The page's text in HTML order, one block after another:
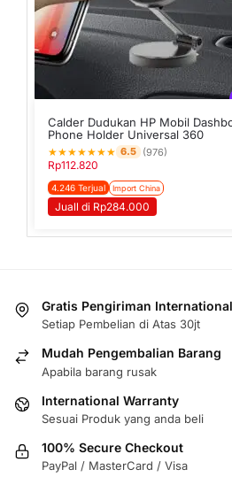
Calder Dudukan HP Mobil
Phone Holder Universal 360
★★★★★★★ 6.5 (976)
Rp112.820
4.246 Terjual Import China
Juall di Rp284.000
Gratis Pengiriman International
Setiap Pembelian di Atas 30jt
Mudah Pengembalian Barang
Apabila barang rusak
International Warranty
Sesuai Produk yang anda beli
100% Secure Checkout
PayPal / MasterCard / Visa